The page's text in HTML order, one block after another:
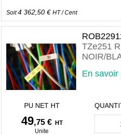
Soit4 362,50 € HT/Cent
TZe251
NOIR/
En savoir
PU NET HT
49,75 €
HT
Unite